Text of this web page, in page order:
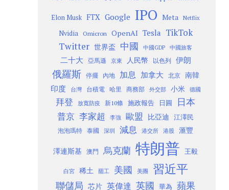
Elon Musk FTX Google IPO Meta Netflix
Nvidia Omicron OpenAI Tesla TikTok
Twitter 世界盃 中國 中國GDP 中國旅客
二十大 亞馬遜 京東 人民幣 以色列 伊朗
俄羅斯 停擺 內地 加息 加拿大 北京
南韓
印度
台灣 台積電 哈里 商務部 外交部 小米 德國
拜登 放寬防疫 新10條 施政報告 日圓 日本
普京 李家超 李強 歐盟 比亞迪 江澤民
泡泡瑪特 泰國 深圳 減息 港交所 港股 滙豐
澤連斯基 澳門 烏克蘭 特朗普 王毅
白宮 稀土 罷工 美國 美團 習近平
聯儲局 芯片 英偉達 英國 華為 蘋果